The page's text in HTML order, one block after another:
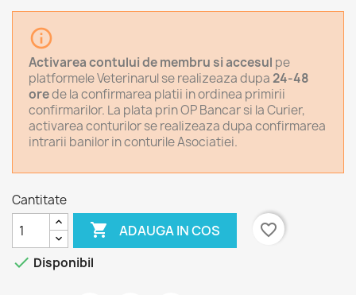
info_outline
Activarea contului de membru si accesul pe
platformele Veterinarul se realizeaza dupa 24-48
orede la confirmarea platii in ordinea primirii
confirmarilor. La plata prin OP Bancar si la Curier,
activarea conturilor se realizeaza dupa confirmarea
intrarii banilor in conturile Asociatiei.
Cantitate
 ADAUGA IN COS
favorite_border
 Disponibil